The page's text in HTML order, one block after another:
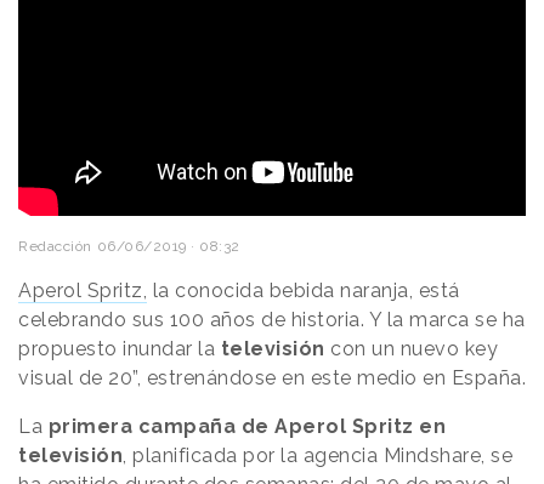
Redacción 06/06/2019 · 08:32
Aperol Spritz, la conocida bebida naranja, está
celebrando sus 100 años de historia. Y la marca se ha
propuesto inundar la televisión con un nuevo key
visual de 20”, estrenándose en este medio en España.
La primera campaña de Aperol Spritz en
televisión, planificada por la agencia Mindshare, se